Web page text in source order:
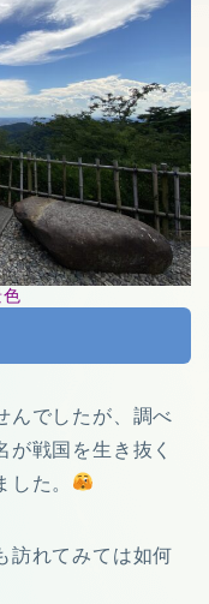
んでしたが、調べ
戦国を生き抜く
た。
訪れてみては如何